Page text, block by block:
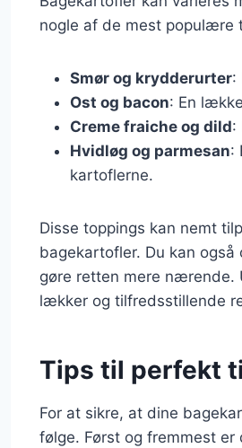
nogle af de mest populære
Smør og krydderurter:
Ost og bacon: En
Creme fraiche og dild:
Hvidløg og parmesan:
kartoflerne.
Disse toppings kan nemt
bagekartofler. Du kan
gøre retten mere nærende.
lækker og tilfredsstillende
Tips til perfekt
For at sikre, at dine
følge. Først og fremmest